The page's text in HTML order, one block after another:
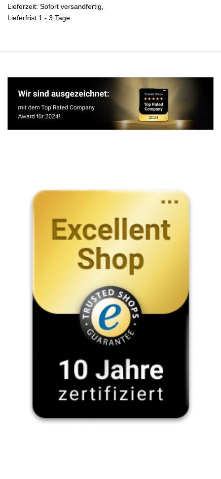
Lieferzeit: Sofort versandfertig,
Lieferfrist 1 - 3 Tage